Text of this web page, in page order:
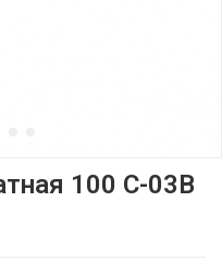
100 C-03B